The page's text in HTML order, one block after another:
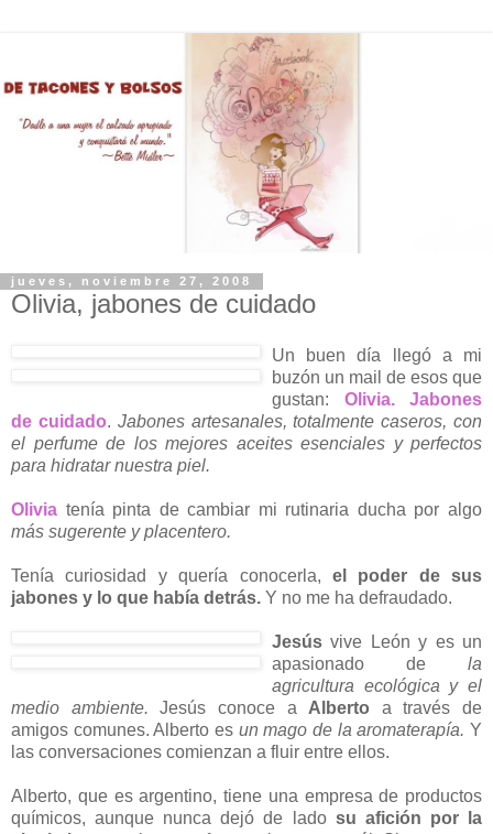
jueves, noviembre 27, 2008
Olivia, jabones de cuidado
Un buen día llegó a mi
buzón un mail de esos que
gustan: Olivia. Jabones
de cuidado. Jabones artesanales, totalmente caseros, con
el perfume de los mejores aceites esenciales y perfectos
para hidratar nuestra piel.
Olivia tenía pinta de cambiar mi rutinaria ducha por algo
más sugerente y placentero.
Tenía curiosidad y quería conocerla, el poder de sus
jabones y lo que había detrás. Y no me ha defraudado.
Jesúsvive León y es un
apasionado de la
agricultura ecológica y el
medio ambiente. Jesús conoce a Alberto a través de
amigos comunes. Alberto es un mago de la aromaterapía. Y
las conversaciones comienzan a fluir entre ellos.
Alberto, que es argentino, tiene una empresa de productos
químicos, aunque nunca dejó de lado su afición por la